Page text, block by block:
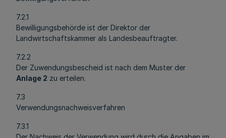
7.2.1
Bewilligungsbehörde ist der Direktor der
Landwirtschaftskammer als Landesbeauftragter.
7.2.2
Der Zuwendungsbescheid ist nach dem Muster der
Anlage 2 zu erteilen.
7.3
Verwendungsnachweisverfahren
7.3.1